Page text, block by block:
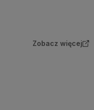
Zobacz więcej